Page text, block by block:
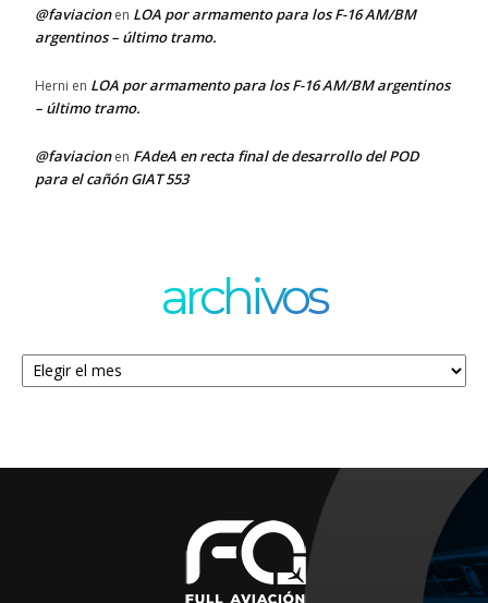
@faviacionen LOA por armamento para los F-16 AM/BM
argentinos – último tramo.
Herni en LOA por armamento para los F-16 AM/BM argentinos
– último tramo.
@faviacionen FAdeA en recta final de desarrollo del POD
para el cañón GIAT 553
archivos
Archivos